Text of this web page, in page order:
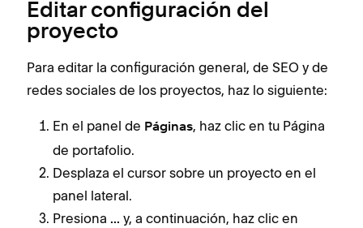
Editar configuración del
proyecto
Para editar la configuración general, de SEO y de
redes sociales de los proyectos, haz lo siguiente:
En el panel de Páginas, haz clic en tu Página
de portafolio.
Desplaza el cursor sobre un proyecto en el
panel lateral.
Presiona ... y, a continuación, haz clic en